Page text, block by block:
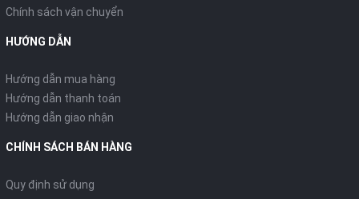
Chính sách vận chuyển
HƯỚNG DẪN
Hướng dẫn mua hàng
Hướng dẫn thanh toán
Hướng dẫn giao nhận
CHÍNH SÁCH BÁN HÀNG
Quy định sử dụng